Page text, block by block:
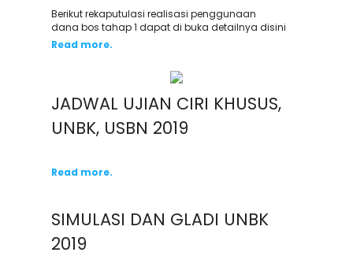
Berikut rekaputulasi realisasi penggunaan
dana bos tahap 1 dapat di buka detailnya disini
Read more.
JADWAL UJIAN CIRI KHUSUS,
UNBK, USBN 2019
Read more.
SIMULASI DAN GLADI UNBK
2019